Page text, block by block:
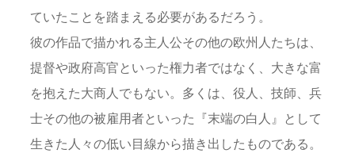
ていたことを踏まえる必要があるだろう。
彼の作品で描かれる主人公その他の欧州人たちは、
提督や政府高官といった権力者ではなく、大きな富
を抱えた大商人でもない。多くは、役人、技師、兵
士その他の被雇用者といった『末端の白人』として
生きた人々の低い目線から描き出したものである。